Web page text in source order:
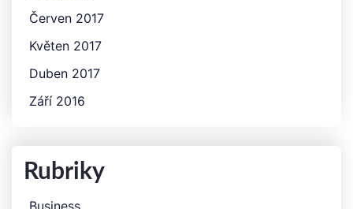
Červen 2017
Květen 2017
Duben 2017
Září 2016
Rubriky